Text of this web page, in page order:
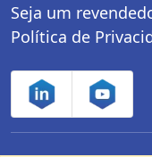
Seja um
Política de